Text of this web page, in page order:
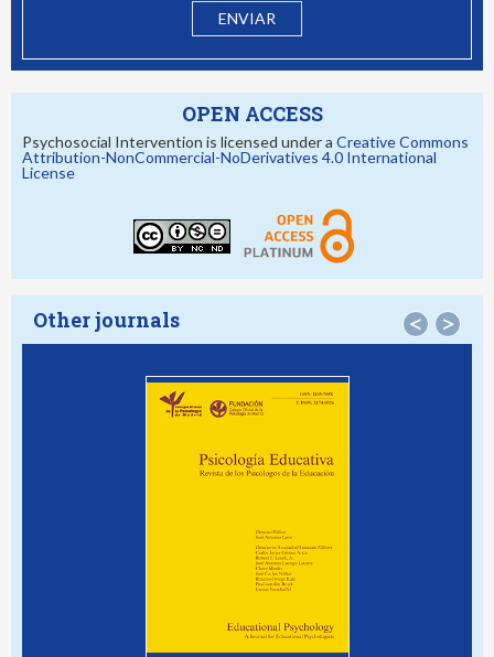
OPEN ACCESS
Psychosocial Intervention is licensed under a Creative Commons
Attribution-NonCommercial-NoDerivatives 4.0 International
License
Other journals < >